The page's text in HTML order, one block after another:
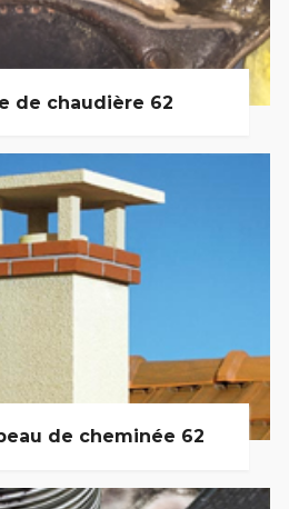
de chaudière 62
de cheminée 62